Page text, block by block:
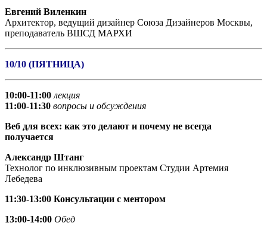
Евгений Виленкин
Архитектор, ведущий дизайнер Союза Дизайнеров Москвы,
преподаватель ВШСД МАРХИ
10/10 (ПЯТНИЦА)
10:00-11:00 лекция
11:00-11:30 вопросы и обсуждения
Веб для всех: как это делают и почему не всегда
получается
Александр Штанг
Технолог по инклюзивным проектам Студии Артемия
Лебедева
11:30-13:00 Консультации с ментором
13:00-14:00 Обед